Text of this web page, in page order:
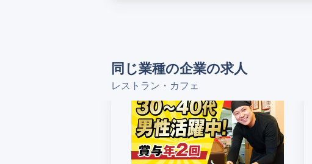
同じ業種の企業の求人
レストラン・カフェ